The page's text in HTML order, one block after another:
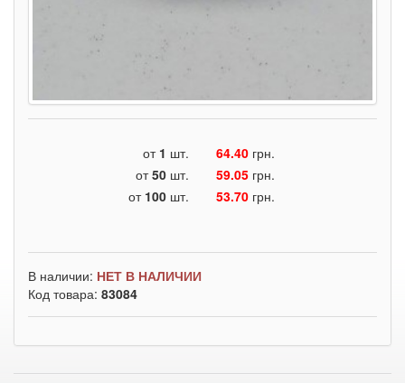
от 1 шт. 64.40 грн.
от50 шт. 59.05 грн.
от 100 шт. 53.70 грн.
В наличии: НЕТ В НАЛИЧИИ
Код товара: 83084